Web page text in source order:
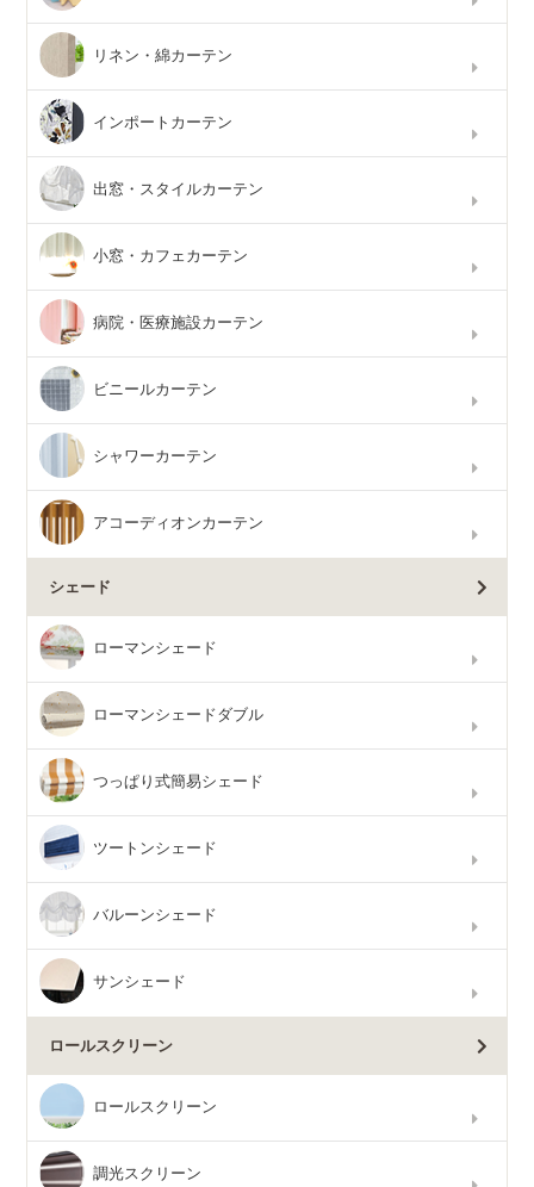
リネン・綿カーテン
インポートカーテン
出窓・スタイルカーテン
小窓・カフェカーテン
病院・医療施設カーテン
ビニールカーテン
シャワーカーテン
アコーディオンカーテン
シェード
ローマンシェード
ローマンシェードダブル
つっぱり式簡易シェード
ツートンシェード
バルーンシェード
サンシェード
ロールスクリーン
ロールスクリーン
調光スクリーン